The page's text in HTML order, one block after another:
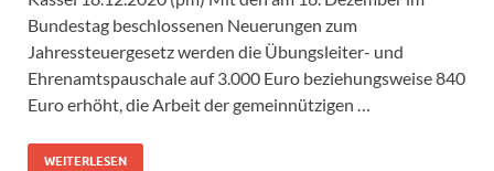
Bundestag beschlossenen Neuerungen zum
Jahressteuergesetz werden die Übungsleiter- und
Ehrenamtspauschale auf 3.000 Euro beziehungsweise 840
Euro erhöht, die Arbeit der gemeinnützigen …
WEITERLESEN